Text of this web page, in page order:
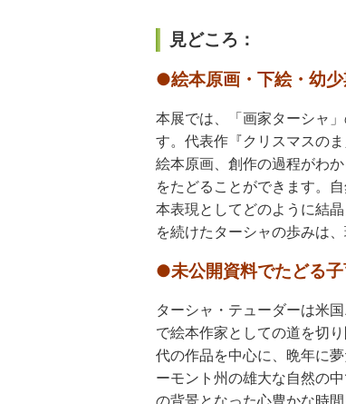
見どころ：
●絵本原画・下絵・幼
本展では、「画家ターシャ
す。代表作『クリスマスの
絵本原画、創作の過程がわ
をたどることができます。
本表現としてどのように結
を続けたターシャの歩みは
●未公開資料でたどる
ターシャ・テューダーは米
で絵本作家としての道を切
代の作品を中心に、晩年に
ーモント州の雄大な自然の